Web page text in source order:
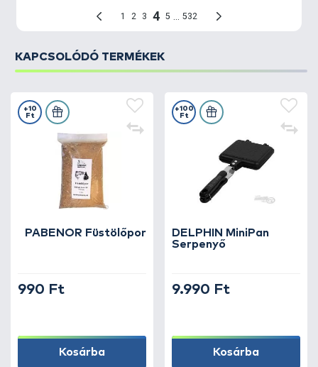
KAPCSOLÓDÓ TERMÉKEK
PABENOR Füstölőpor
+10
Ft
990 Ft
Kosárba
DELPHIN MiniPan
Serpenyő
+100
Ft
9.990 Ft
Kosárba